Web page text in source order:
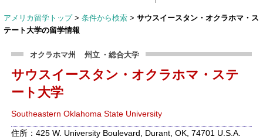
アメリカ留学トップ > 条件から検索 > サウスイースタン・オクラホマ・ス
テート大学の留学情報
オクラホマ州 州立 ・総合大学
サウスイースタン・オクラホマ・ステ
ート大学
Southeastern Oklahoma State University
住所：425 W. University Boulevard, Durant, OK, 74701 U.S.A.